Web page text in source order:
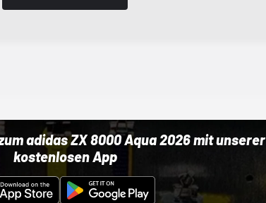
adidas ZX 8000 Aqua 2026 mit unserer
kostenlosen App